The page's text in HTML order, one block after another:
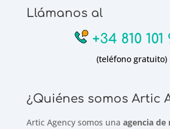
Llámanos al
+34 810 101
(teléfono gratuito)
¿Quiénes somos Artic
Artic Agency somos una agencia